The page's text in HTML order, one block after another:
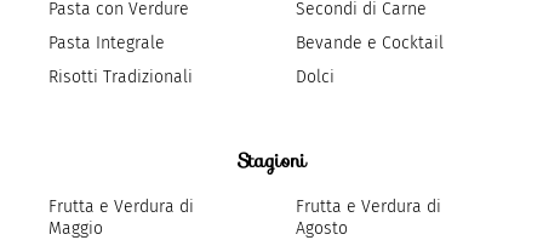
Pasta con Verdure
Pasta Integrale
Risotti Tradizionali
Secondi di Carne
Bevande e Cocktail
Dolci
Stagioni
Frutta e Verdura di
Maggio
Frutta e Verdura di
Agosto